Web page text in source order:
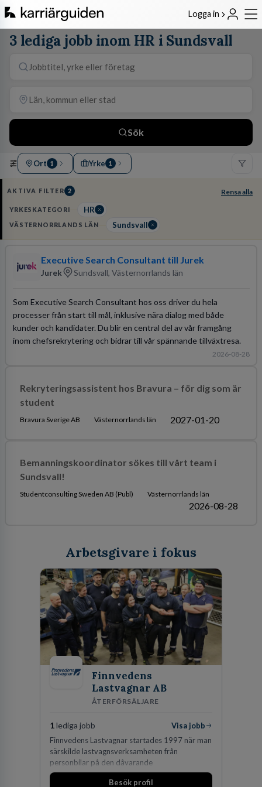
Logga in
3 lediga jobb inom HR i Sundsvall
Sök
Ort 1 Yrke 1
AKTIVA FILTER 2 Rensa alla
YRKESKATEGORI HR
VÄSTERNORRLANDS LÄN Sundsvall
Executive Search Consultant till Jurek
Jurek Sundsvall, Västernorrlands län
Som Executive Search Consultant hos oss driver du hela
processer från start till mål, inklusive nära dialog med både
kunder och kandidater. Du blir en central del av vår framgång
inom chefsrekrytering och bidrar till vår spännande tillväxtresa.
2026-08-28
Rekryteringsassistent hos Bravura – för dig som är
student
Bravura Sverige AB Västernorrlands län 2027-01-20
Bemanningskoordinator sökes till vårt team i
Sundsvall!
Studentconsulting Sweden AB (Publ) Västernorrlands län
2026-08-28
Arbetsgivare i fokus
Finnvedens
Lastvagnar AB
ÅTERFÖRSÄLJARE
1lediga jobb
Visa jobb
Finnvedens Lastvagnar startades 1997 när man
särskilde lastvagnsverksamheten från
personbilar på den dåvarande
huvudanläggningen i Värnamo. Sedan dess har
man expanderat kraftigt genom ett antal
Besök profil